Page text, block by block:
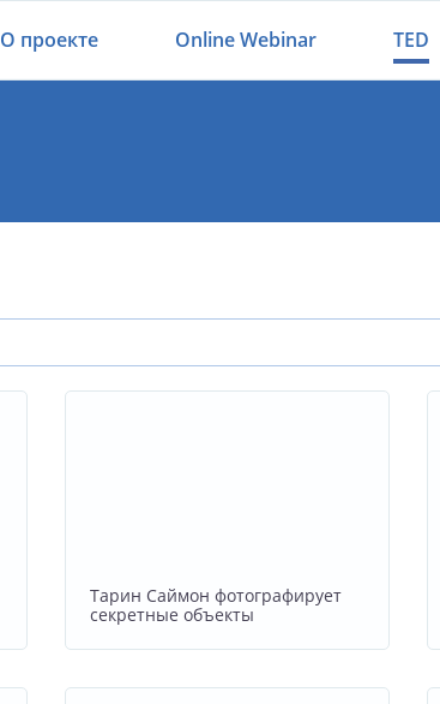
О проекте Online Webinar TED
Тарин Саймон фотографирует
секретные объекты